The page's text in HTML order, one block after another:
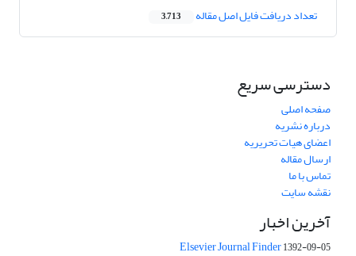
تعداد دریافت فایل اصل مقاله 3,713
دسترسی سریع
صفحه اصلی
درباره نشریه
اعضای هیات تحریریه
ارسال مقاله
تماس با ما
نقشه سایت
آخرین اخبار
Elsevier Journal Finder1392-09-05